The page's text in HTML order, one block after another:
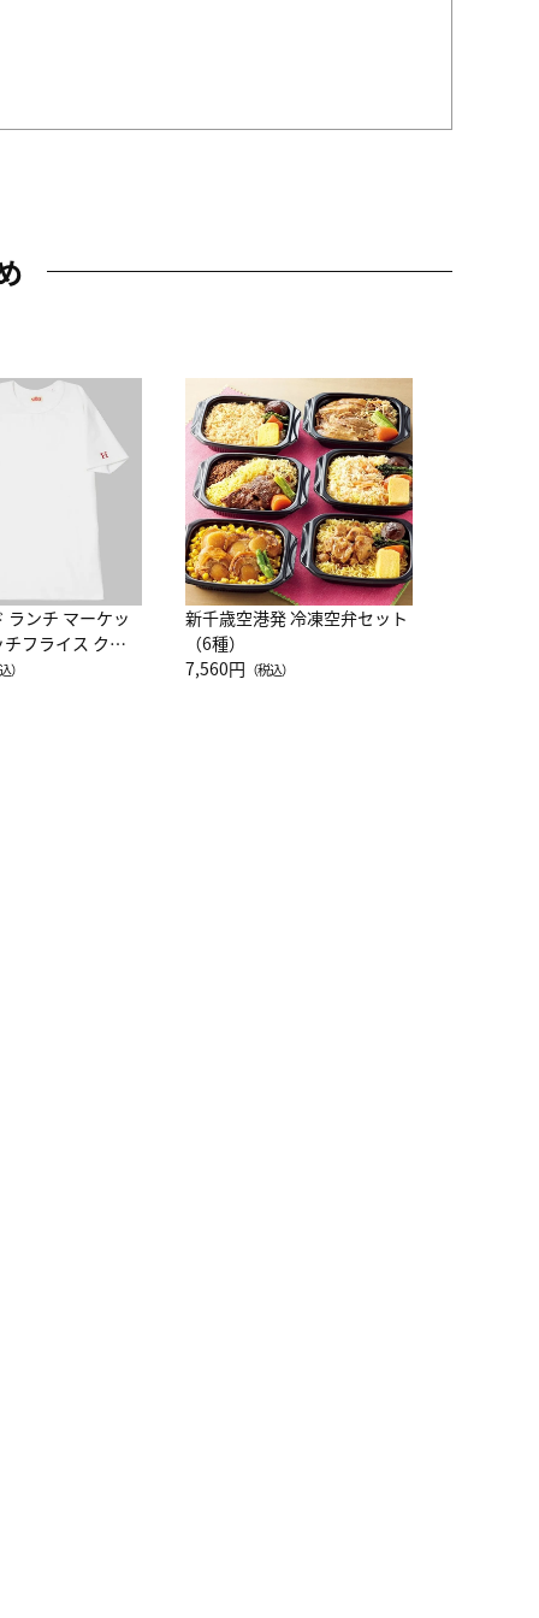
ランチ マーケッ
チフライス クル
半袖Ｔシャツ
）
新千歳空港発 冷凍空弁セット
（6種）
7,560円 （税込）